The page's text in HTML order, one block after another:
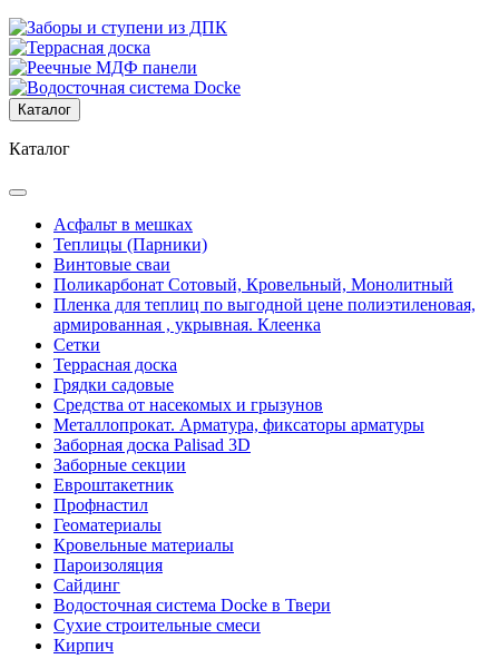
Каталог
Каталог
Асфальт в мешках
Теплицы (Парники)
Винтовые сваи
Поликарбонат Сотовый, Кровельный, Монолитный
Пленка для теплиц по выгодной цене полиэтиленовая,
армированная , укрывная. Клеенка
Сетки
Террасная доска
Грядки садовые
Средства от насекомых и грызунов
Металлопрокат. Арматура, фиксаторы арматуры
Заборная доска Palisad 3D
Заборные секции
Евроштакетник
Профнастил
Геоматериалы
Кровельные материалы
Пароизоляция
Сайдинг
Водосточная система Docke в Твери
Сухие строительные смеси
Кирпич